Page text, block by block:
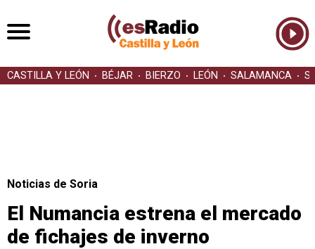
CASTILLA Y LEÓN BÉJAR BIERZO LEÓN SALAMANCA
Noticias de Soria
El Numancia estrena el mercado
de fichajes de inverno